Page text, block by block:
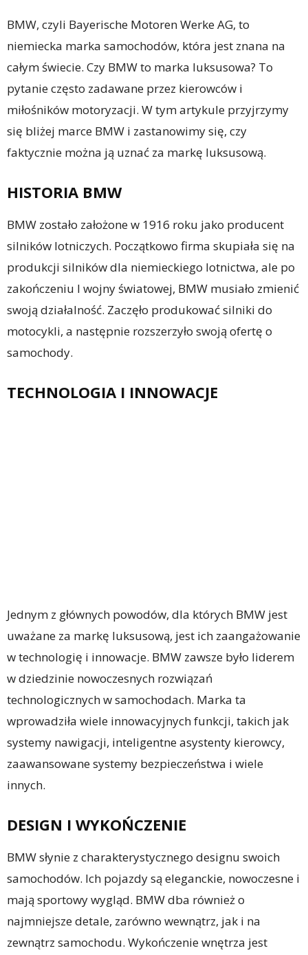
BMW, czyli Bayerische Motoren Werke AG, to
niemiecka marka samochodów, która jest znana na
całym świecie. Czy BMW to marka luksusowa? To
pytanie często zadawane przez kierowców i
miłośników motoryzacji. W tym artykule przyjrzymy
się bliżej marce BMW i zastanowimy się, czy
faktycznie można ją uznać za markę luksusową.
HISTORIA BMW
BMW zostało założone w 1916 roku jako producent
silników lotniczych. Początkowo firma skupiała się na
produkcji silników dla niemieckiego lotnictwa, ale po
zakończeniu I wojny światowej, BMW musiało zmienić
swoją działalność. Zaczęło produkować silniki do
motocykli, a następnie rozszerzyło swoją ofertę o
samochody.
TECHNOLOGIA I INNOWACJE
Jednym z głównych powodów, dla których BMW jest
uważane za markę luksusową, jest ich zaangażowanie
w technologię i innowacje. BMW zawsze było liderem
w dziedzinie nowoczesnych rozwiązań
technologicznych w samochodach. Marka ta
wprowadziła wiele innowacyjnych funkcji, takich jak
systemy nawigacji, inteligentne asystenty kierowcy,
zaawansowane systemy bezpieczeństwa i wiele
innych.
DESIGN I WYKOŃCZENIE
BMW słynie z charakterystycznego designu swoich
samochodów. Ich pojazdy są eleganckie, nowoczesne i
mają sportowy wygląd. BMW dba również o
najmniejsze detale, zarówno wewnątrz, jak i na
zewnątrz samochodu. Wykończenie wnętrza jest